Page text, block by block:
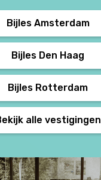
Bijles Amsterdam
Bijles Den Haag
Bijles Rotterdam
alle vestigingen